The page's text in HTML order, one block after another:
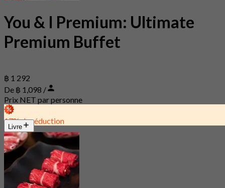
You & I Premium: Ultimate
Premium Buffet
฿ 1 292
De ฿ 1,098 /
Prix NET par personne
17% de réduction
Livre